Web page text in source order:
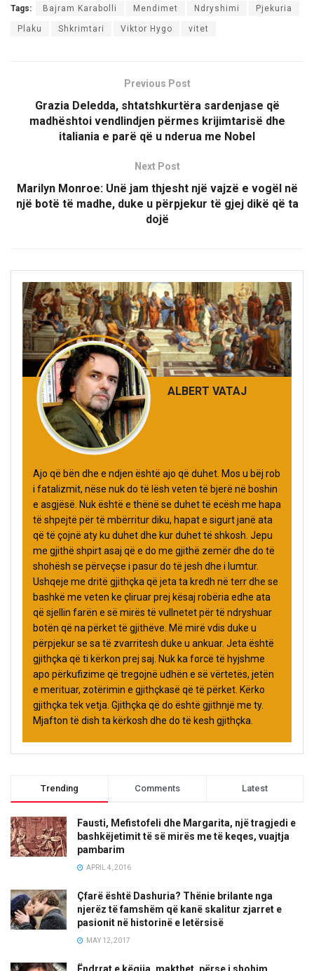
Tags: Bajram Karabolli Mendimet Ndryshimi Pjekuria
Plaku Shkrimtari Viktor Hygo vitet
Previous Post
Grazia Deledda, shtatshkurtëra sardenjase që
madhështoi vendlindjen përmes krijimtarisë dhe
italiania e parë që u nderua me Nobel
Next Post
Marilyn Monroe: Unë jam thjesht një vajzë e vogël në
një botë të madhe, duke u përpjekur të gjej dikë që ta
dojë
ALBERT VATAJ
Ajo që bën dhe e ndjen është ajo që duhet. Mos u bëj rob
i fatalizmit, nëse nuk do të lësh veten të bjerë në boshin
e asgjësë. Nuk është e thënë se duhet të ecësh me hapa
të shpejtë për të mbërritur diku, hapat e sigurt janë ata
që të çojnë aty ku duhet dhe kur duhet të shkosh. Jepu
me gjithë shpirt asaj që e do me gjithë zemër dhe do të
shohësh se përveçse i pasur do të jesh dhe i lumtur.
Ushqeje me dritë gjithçka që jeta ta kredh në terr dhe se
bashkë me veten ke çliruar prej kësaj robëria edhe ata
që sjellin farën e së mirës të vullnetet për të ndryshuar
botën që na përket të gjithëve. Më mirë vdis duke u
përpjekur se sa të zvarritesh duke u ankuar. Jeta është
gjithçka që ti kërkon prej saj. Nuk ka forcë të hyjshme
apo përkufizime që tregojnë udhën e së vërtetës, jetën
e merituar, zotërimin e gjithçkasë që të përket. Kërko
gjithçka tek vetja. Gjithçka që do është gjithnjë me ty.
Mjafton të dish ta kërkosh dhe do të kesh gjithçka.
Trending Comments Latest
Fausti, Mefistofeli dhe Margarita, një tragjedi e
bashkëjetimit të së mirës me të keqes, vuajtja
pambarim
APRIL 4, 2016
Çfarë është Dashuria? Thënie brilante nga
njerëz të famshëm që kanë skalitur zjarret e
pasionit në historinë e letërsisë
MAY 12, 2017
Ëndrrat e këqija, makthet, përse i shohim,